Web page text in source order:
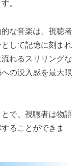
。
な音楽は、視聴者
して記憶に刻まれ
れるスリリングな
の没入感を最大限
で、視聴者は物語
ることができま